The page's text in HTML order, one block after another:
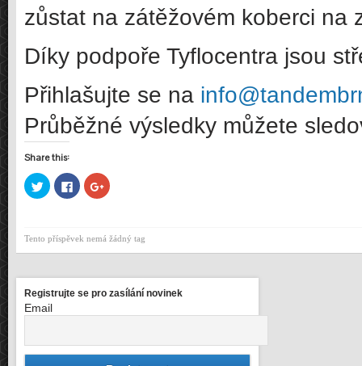
zůstat na zátěžovém koberci na
Díky podpoře Tyflocentra jsou
Přihlašujte se na
Průběžné výsledky můžete
Share this:
Sdílet
na
Twitteru
novém
okně)
Click
to
share
se
v
Sdílet
na
novém
okně)
Tento příspěvek nemá žádný tag
Registrujte se pro zasílání novinek
Email